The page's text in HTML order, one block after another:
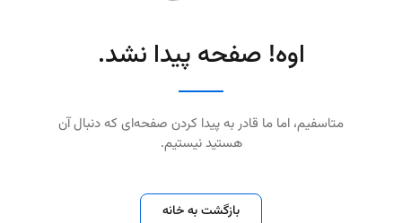
اوه! صفحه پیدا نشد.
متاسفیم، اما ما قادر به پیدا کردن صفحه‌ای که دنبال آن
هستید نیستیم.
بازگشت به خانه